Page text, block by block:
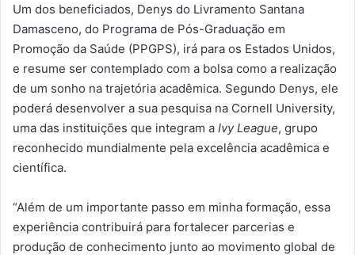
Um dos beneficiados, Denys do Livramento Santana
Damasceno, do Programa de Pós-Graduação em
Promoção da Saúde (PPGPS), irá para os Estados Unidos,
e resume ser contemplado com a bolsa como a realização
de um sonho na trajetória acadêmica. Segundo Denys, ele
poderá desenvolver a sua pesquisa na Cornell University,
uma das instituições que integram a Ivy League, grupo
reconhecido mundialmente pela excelência acadêmica e
científica.
“Além de um importante passo em minha formação, essa
experiência contribuirá para fortalecer parcerias e
produção de conhecimento junto ao movimento global de